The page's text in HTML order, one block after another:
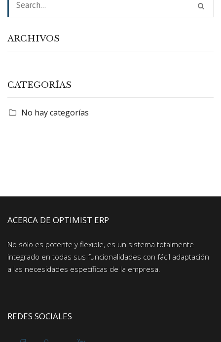
ARCHIVOS
CATEGORÍAS
No hay categorías
ACERCA DE OPTIMIST ERP
No sólo es potente y flexible, es un sistema totalmente
integrado en todas sus funcionalidades con fácil adaptación
a las necesidades específicas de la empresa.
REDES SOCIALES